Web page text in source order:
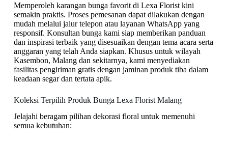
Memperoleh karangan bunga favorit di Lexa Florist kini
semakin praktis. Proses pemesanan dapat dilakukan dengan
mudah melalui jalur telepon atau layanan WhatsApp yang
responsif. Konsultan bunga kami siap memberikan panduan
dan inspirasi terbaik yang disesuaikan dengan tema acara serta
anggaran yang telah Anda siapkan. Khusus untuk wilayah
Kasembon, Malang dan sekitarnya, kami menyediakan
fasilitas pengiriman gratis dengan jaminan produk tiba dalam
keadaan segar dan tertata apik.
Koleksi Terpilih Produk Bunga Lexa Florist Malang
Jelajahi beragam pilihan dekorasi floral untuk memenuhi
semua kebutuhan: